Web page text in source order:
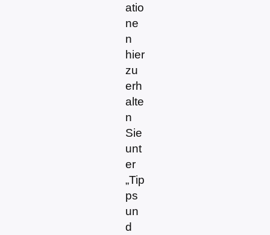
atio
ne
n
hier
zu
erh
alte
n
Sie
unt
er
„Tip
ps
un
d